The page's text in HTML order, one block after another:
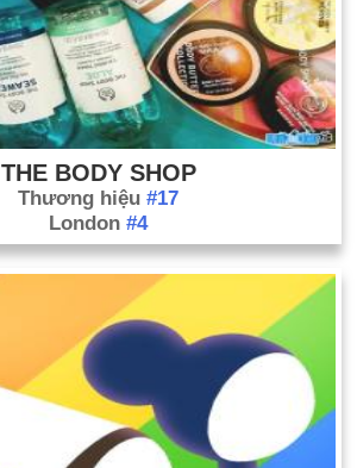
THE BODY SHOP
Thương hiệu #17
London #4